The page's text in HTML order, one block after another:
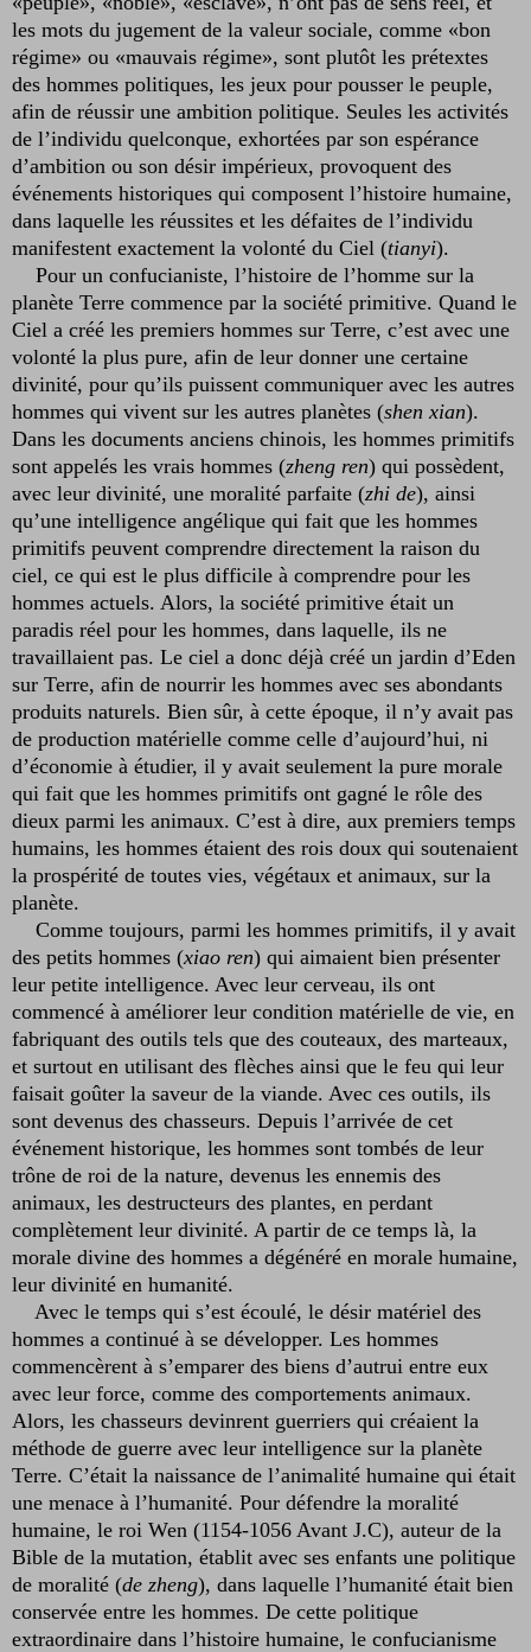
les mots du jugement de la valeur sociale, comme «bon
régime» ou «mauvais régime», sont plutôt les prétextes
des hommes politiques, les jeux pour pousser le peuple,
afin de réussir une ambition politique. Seules les activités
de l’individu quelconque, exhortées par son espérance
d’ambition ou son désir impérieux, provoquent des
événements historiques qui composent l’histoire humaine,
dans laquelle les réussites et les défaites de l’individu
manifestent exactement la volonté du Ciel (tianyi).
Pour un confucianiste, l’histoire de l’homme sur la
planète Terre commence par la société primitive. Quand le
Ciel a créé les premiers hommes sur Terre, c’est avec une
volonté la plus pure, afin de leur donner une certaine
divinité, pour qu’ils puissent communiquer avec les autres
hommes qui vivent sur les autres planètes (shen xian).
Dans les documents anciens chinois, les hommes primitifs
sont appelés les vrais hommes (zheng ren) qui possèdent,
avec leur divinité, une moralité parfaite (zhi de), ainsi
qu’une intelligence angélique qui fait que les hommes
primitifs peuvent comprendre directement la raison du
ciel, ce qui est le plus difficile à comprendre pour les
hommes actuels. Alors, la société primitive était un
paradis réel pour les hommes, dans laquelle, ils ne
travaillaient pas. Le ciel a donc déjà créé un jardin d’Eden
sur Terre, afin de nourrir les hommes avec ses abondants
produits naturels. Bien sûr, à cette époque, il n’y avait pas
de production matérielle comme celle d’aujourd’hui, ni
d’économie à étudier, il y avait seulement la pure morale
qui fait que les hommes primitifs ont gagné le rôle des
dieux parmi les animaux. C’est à dire, aux premiers temps
humains, les hommes étaient des rois doux qui soutenaient
la prospérité de toutes vies, végétaux et animaux, sur la
planète.
Comme toujours, parmi les hommes primitifs, il y avait
des petits hommes (xiao ren) qui aimaient bien présenter
leur petite intelligence. Avec leur cerveau, ils ont
commencé à améliorer leur condition matérielle de vie, en
fabriquant des outils tels que des couteaux, des marteaux,
et surtout en utilisant des flèches ainsi que le feu qui leur
faisait goûter la saveur de la viande. Avec ces outils, ils
sont devenus des chasseurs. Depuis l’arrivée de cet
événement historique, les hommes sont tombés de leur
trône de roi de la nature, devenus les ennemis des
animaux, les destructeurs des plantes, en perdant
complètement leur divinité. A partir de ce temps là, la
morale divine des hommes a dégénéré en morale humaine,
leur divinité en humanité.
Avec le temps qui s’est écoulé, le désir matériel des
hommes a continué à se développer. Les hommes
commencèrent à s’emparer des biens d’autrui entre eux
avec leur force, comme des comportements animaux.
Alors, les chasseurs devinrent guerriers qui créaient la
méthode de guerre avec leur intelligence sur la planète
Terre. C’était la naissance de l’animalité humaine qui était
une menace à l’humanité. Pour défendre la moralité
humaine, le roi Wen (1154-1056 Avant J.C), auteur de la
Bible de la mutation, établit avec ses enfants une politique
de moralité (de zheng), dans laquelle l’humanité était bien
conservée entre les hommes. De cette politique
extraordinaire dans l’histoire humaine, le confucianisme